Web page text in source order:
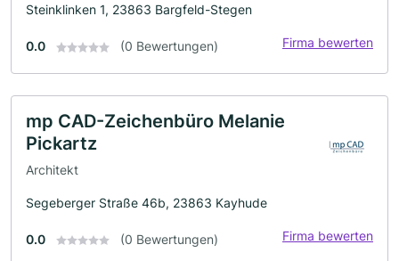
Steinklinken 1, 23863 Bargfeld-Stegen
0.0 (0 Bewertungen) Firma bewerten
mp CAD-Zeichenbüro Melanie
Pickartz
Architekt
Segeberger Straße 46b, 23863 Kayhude
0.0 (0 Bewertungen) Firma bewerten